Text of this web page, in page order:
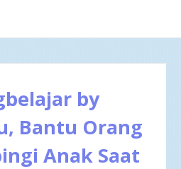
by
Bantu Orang
Anak Saat